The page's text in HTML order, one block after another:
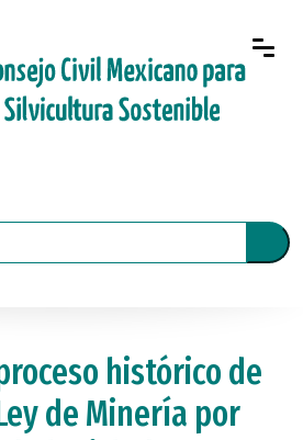
histórico de
de Minería por